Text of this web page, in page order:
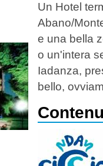
Un Hotel
Abano/
e una bella
o un'intera
Iadanza,
bello,